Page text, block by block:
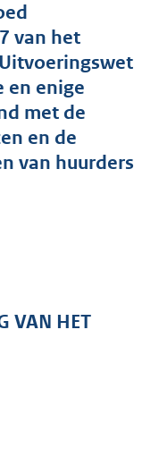
g
r
van het
en enige
met de
en de
van huurders
VAN HET